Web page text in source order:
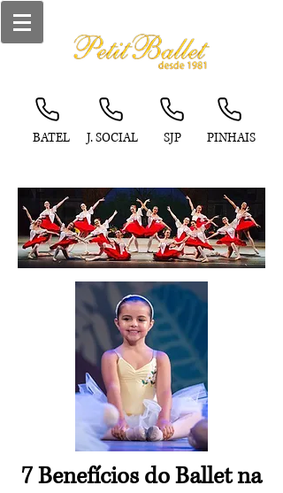
BATEL J. SOCIAL SJP PINHAIS
7 Benefícios do Ballet na